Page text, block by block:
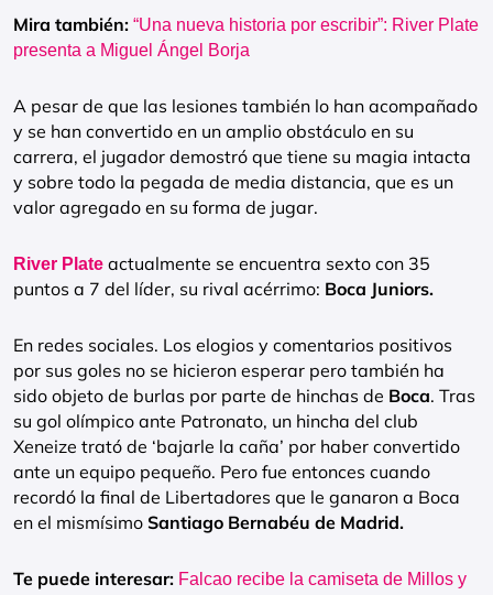
Mira también: “Una nueva historia por escribir”: River Plate
presenta a Miguel Ángel Borja
A pesar de que las lesiones también lo han acompañado
y se han convertido en un amplio obstáculo en su
carrera, el jugador demostró que tiene su magia intacta
y sobre todo la pegada de media distancia, que es un
valor agregado en su forma de jugar.
River Plate actualmente se encuentra sexto con 35
puntos a 7 del líder, su rival acérrimo: Boca Juniors.
En redes sociales. Los elogios y comentarios positivos
por sus goles no se hicieron esperar pero también ha
sido objeto de burlas por parte de hinchas de Boca. Tras
su gol olímpico ante Patronato, un hincha del club
Xeneize trató de ‘bajarle la caña’ por haber convertido
ante un equipo pequeño. Pero fue entonces cuando
recordó la final de Libertadores que le ganaron a Boca
en el mismísimo Santiago Bernabéu de Madrid.
Te puede interesar: Falcao recibe la camiseta de Millos y